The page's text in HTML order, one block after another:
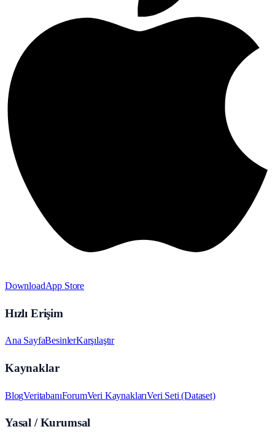
DownloadApp Store
Hızlı Erişim
Ana SayfaBesinlerKarşılaştır
Kaynaklar
BlogVeritabanıForumVeri KaynaklarıVeri Seti (Dataset)
Yasal / Kurumsal